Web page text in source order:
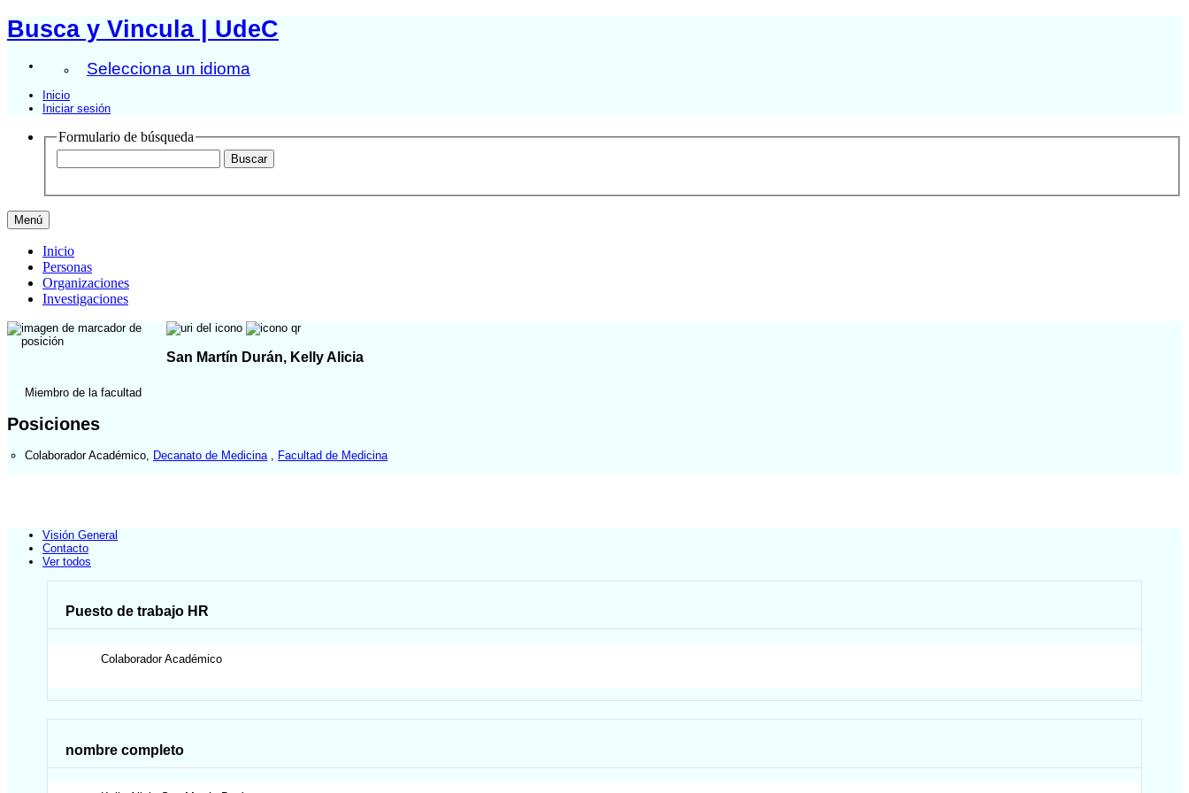
Busca y Vincula | UdeC
Selecciona un idioma
Inicio
Iniciar sesión
Formulario de búsqueda
Menú
Inicio
Personas
Organizaciones
Investigaciones
San Martín Durán, Kelly Alicia
Miembro de la facultad
Posiciones
Colaborador Académico Decanato de Medicina Facultad de Medicina
Visión General
Contacto
Ver todos
Puesto de trabajo HR
Colaborador Académico
nombre completo